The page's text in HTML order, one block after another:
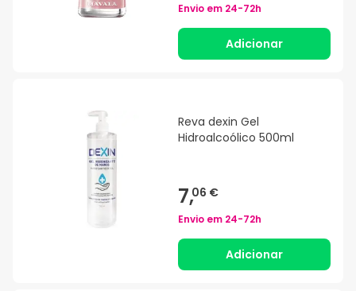
Envio em 24-72h
Adicionar
Reva dexin Gel
Hidroalcoólico 500ml
7,06 €
Envio em 24-72h
Adicionar